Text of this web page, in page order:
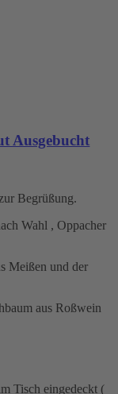
Ausgebucht
Begrüßung.
Wahl , Oppacher
Meißen und der
aus Roßwein
Tisch eingedeckt (